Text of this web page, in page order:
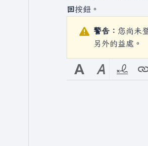
回按鈕。
警告： 您尚未
另外的益處。